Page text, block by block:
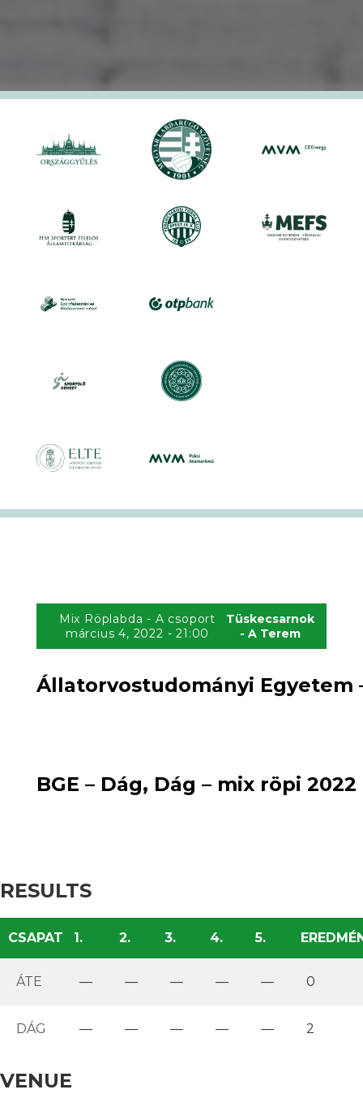
Mix Röplabda - A csoport
március 4, 2022 - 21:00
Tüskecsarnok
- A Terem
Állatorvostudományi Egyetem
BGE – Dág, Dág – mix röpi 2022
RESULTS
CSAPAT 1. 2. 3. 4. 5.
ÁTE — — — — — 0
DÁG — — — — — 2
VENUE